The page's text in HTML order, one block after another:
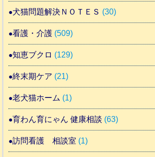
犬猫問題解決ＮＯＴＥＳ (30)
看護・介護 (509)
知恵ブクロ (129)
終末期ケア (21)
老犬猫ホーム (1)
育わん育にゃん 健康相談 (63)
訪問看護 相談室 (1)